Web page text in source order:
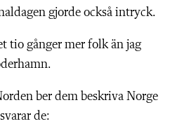
gjorde också intryck.
tio gånger mer folk än jag
ber dem beskriva Norge
de: